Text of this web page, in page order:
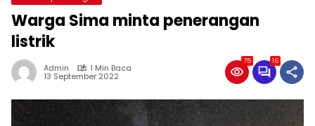
Warga Sima minta penerangan
listrik
Admin 1 Min Baca
13 September 2022
75 16